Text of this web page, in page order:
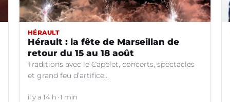
HÉRAULT
Hérault : la fête de Marseillan de
retour du 15 au 18 août
Traditions avec le Capelet, concerts, spectacles
et grand feu d’artifice...
il y a 14 h 1 min